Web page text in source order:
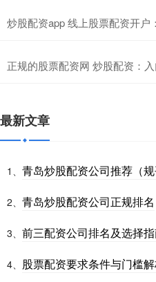
炒股配资app 线上股票配资开
正规的股票配资网 炒股配资：
最新文章
1、 青岛炒股配资公司推荐（规
2、 青岛炒股配资公司正规排名
3、 前三配资公司排名及选择
4、 股票配资要求条件与门槛